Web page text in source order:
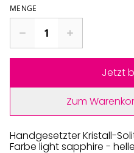
MENGE
Jetzt
Zum
Handgesetzter Kristall-
Farbe light sapphire -